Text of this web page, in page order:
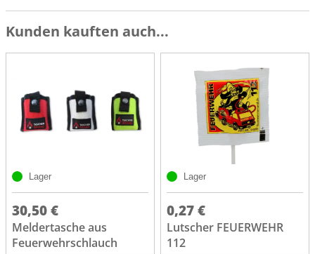
Kunden kauften auch...
Lager
30,50 €
Meldertasche aus
Feuerwehrschlauch
Lager
0,27 €
Lutscher FEUERWEHR
112